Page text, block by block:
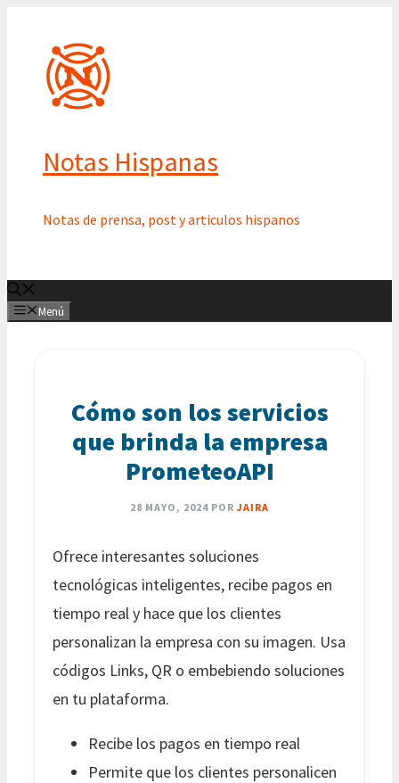
contenido
Notas Hispanas
Notas de prensa, post y articulos hispanos
Menú
Cómo son los servicios
que brinda la empresa
PrometeoAPI
28 MAYO, 2024 POR JAIRA
Ofrece interesantes soluciones
tecnológicas inteligentes, recibe pagos en
tiempo real y hace que los clientes
personalizan la empresa con su imagen. Usa
códigos Links, QR o embebiendo soluciones
en tu plataforma.
Recibe los pagos en tiempo real
Permite que los clientes personalicen